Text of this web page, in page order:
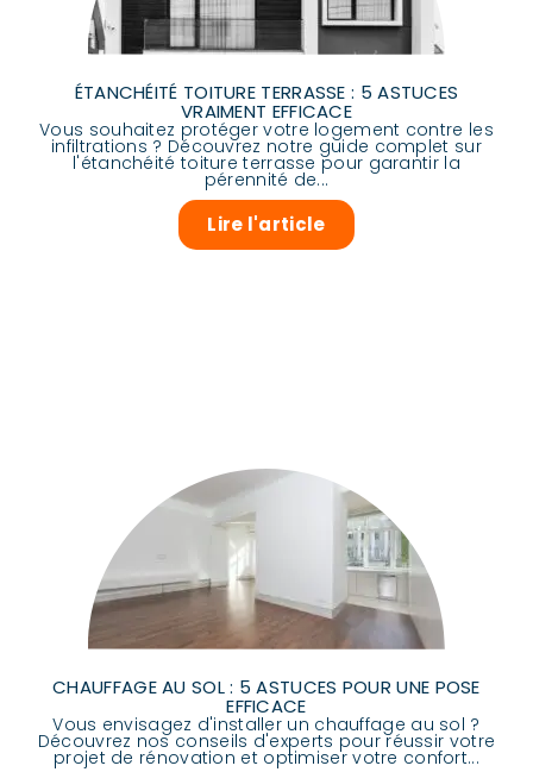
ÉTANCHÉITÉ TOITURE TERRASSE : 5 ASTUCES
VRAIMENT EFFICACE
Vous souhaitez protéger votre logement contre les
infiltrations ? Découvrez notre guide complet sur
l'étanchéité toiture terrasse pour garantir la
pérennité de...
Lire l'article
CHAUFFAGE AU SOL : 5 ASTUCES POUR UNE POSE
EFFICACE
Vous envisagez d'installer un chauffage au sol ?
Découvrez nos conseils d'experts pour réussir votre
projet de rénovation et optimiser votre confort...